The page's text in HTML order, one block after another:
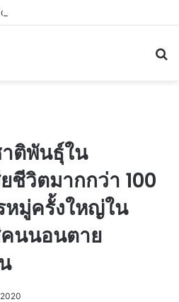
en plein essor
ติพันธุ์ใน
ชีวิตมากกว่า 100
หมู่ครั้งใหญ่ใน
คนนอนตาย